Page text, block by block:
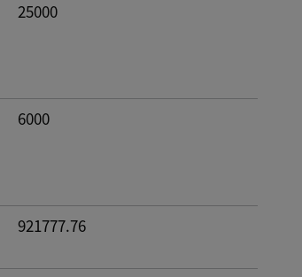
25000
6000
921777.76